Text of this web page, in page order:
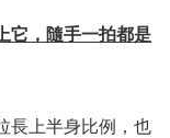
它，隨手一拍都是
長上半身比例，也